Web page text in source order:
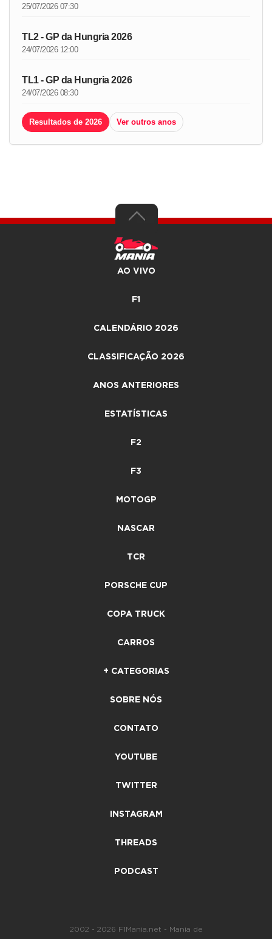
25/07/2026 07:30
TL2 - GP da Hungria 2026
24/07/2026 12:00
TL1 - GP da Hungria 2026
24/07/2026 08:30
Resultados de 2026 Ver outros anos
AO VIVO
F1
CALENDÁRIO 2026
CLASSIFICAÇÃO 2026
ANOS ANTERIORES
ESTATÍSTICAS
F2
F3
MOTOGP
NASCAR
TCR
PORSCHE CUP
COPA TRUCK
CARROS
+ CATEGORIAS
SOBRE NÓS
CONTATO
YOUTUBE
TWITTER
INSTAGRAM
THREADS
PODCAST
2002 - 2026 F1Mania.net - Mania de